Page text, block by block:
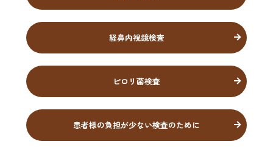
経鼻内視鏡検査
ピロリ菌検査
患者様の負担が少ない検査のために